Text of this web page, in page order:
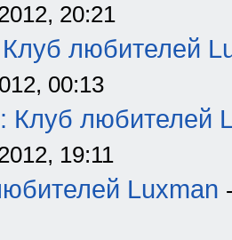
20:21
любителей
00:13
Клуб любителей
19:11
Luxman